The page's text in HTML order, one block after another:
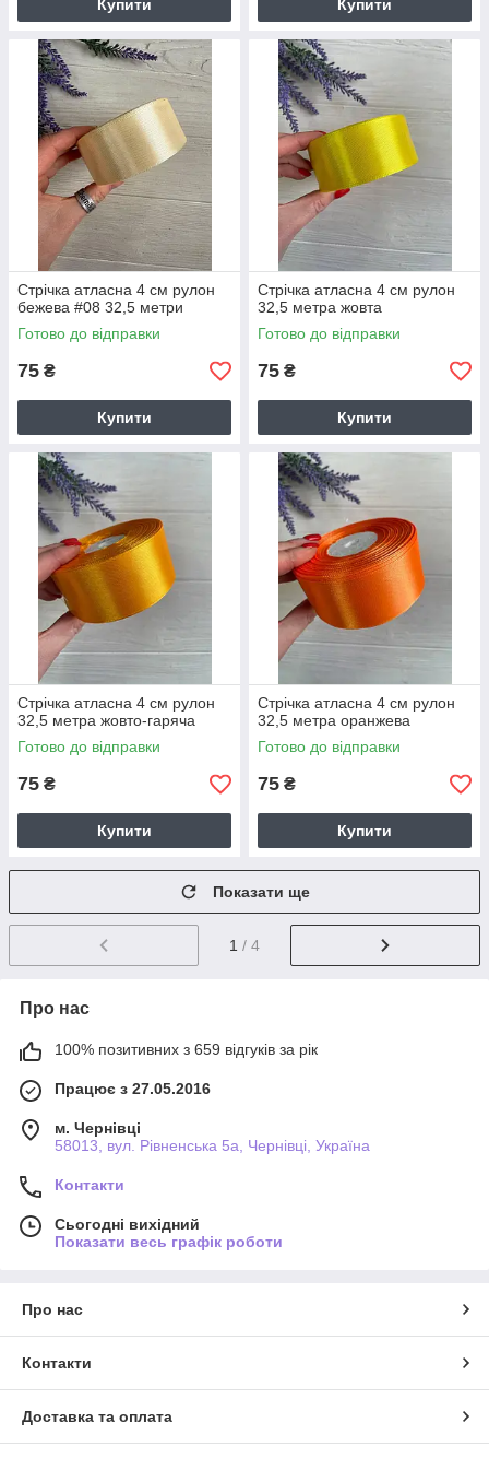
Купити Купити
Стрічка атласна 4 см рулон
бежева #08 32,5 метри
Готово до відправки
75 ₴
Купити
Стрічка атласна 4 см рулон
32,5 метра жовта
Готово до відправки
75 ₴
Купити
Стрічка атласна 4 см рулон
32,5 метра жовто-гаряча
Готово до відправки
75 ₴
Купити
Стрічка атласна 4 см рулон
32,5 метра оранжева
Готово до відправки
75 ₴
Купити
Показати ще
1 / 4
Про нас
100% позитивних з 659 відгуків за рік
Працює з 27.05.2016
м. Чернівці
58013, вул. Рівненська 5а, Чернівці, Україна
Контакти
Сьогодні вихідний
Показати весь графік роботи
Про нас
Контакти
Доставка та оплата